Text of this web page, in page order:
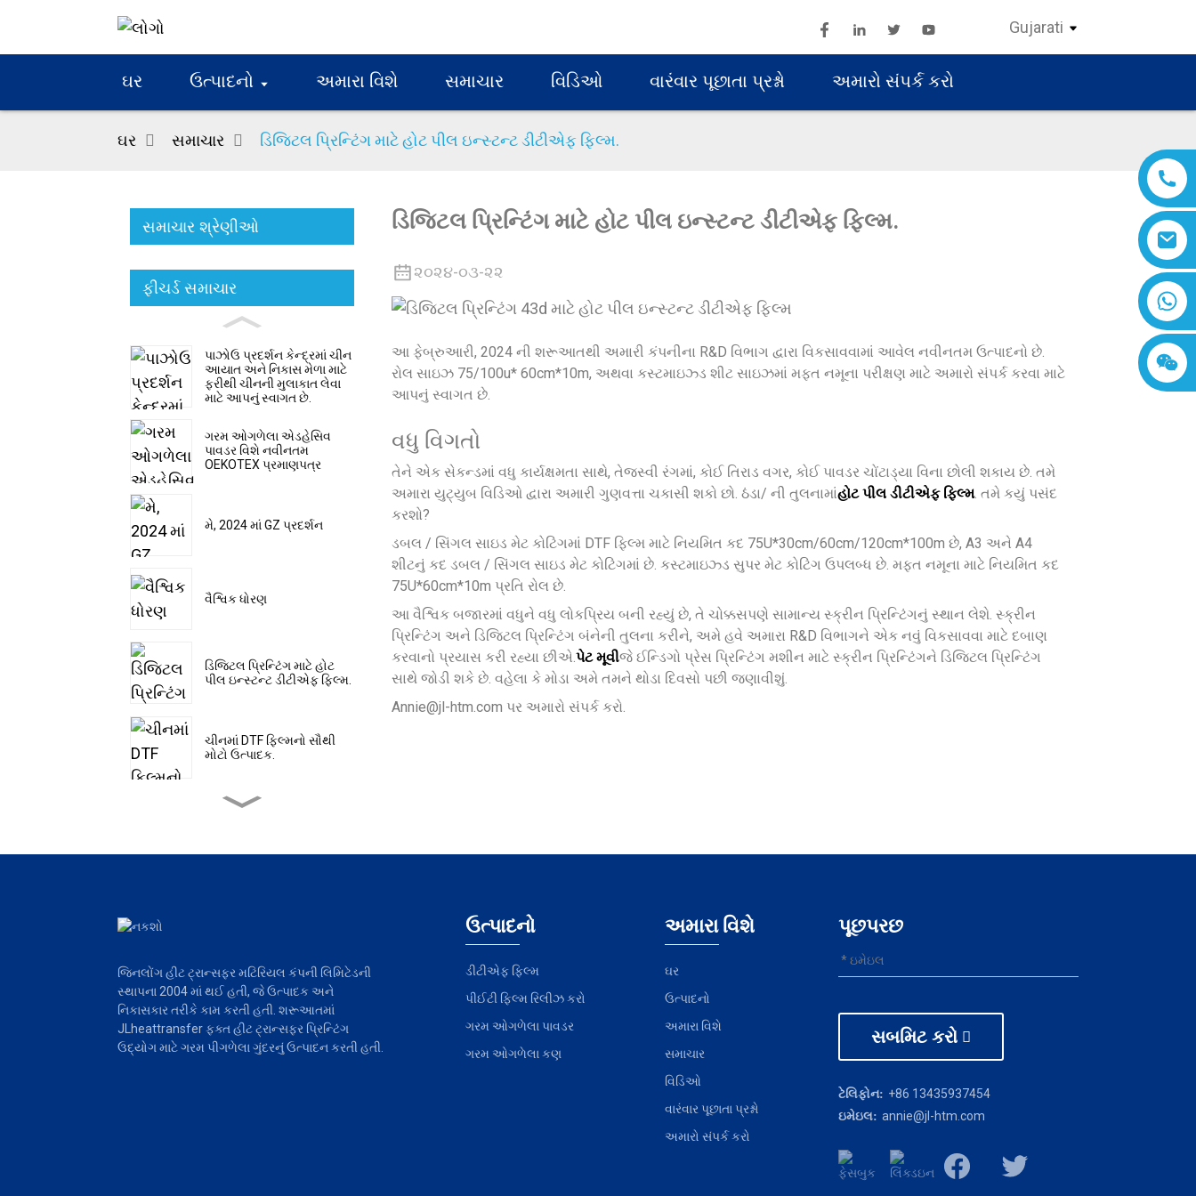
Gujarati
ઘર ઉત્પાદનો અમારા વિશે સમાચાર વિડિઓ વારંવાર પૂછાતા પ્રશ્નો અમારો સંપર્ક કરો
ઘર સમાચાર ડિજિટલ પ્રિન્ટિંગ માટે હોટ પીલ ઇન્સ્ટન્ટ ડીટીએફ ફિલ્મ.
સમાચાર શ્રેણીઓ
ફીચર્ડ સમાચાર
પાઝોઉ પ્રદર્શન કેન્દ્રમાં ચીન
આયાત અને નિકાસ મેળા માટે
ફરીથી ચીનની મુલાકાત લેવા
માટે આપનું સ્વાગત છે.
ગરમ ઓગળેલા એડહેસિવ
પાવડર વિશે નવીનતમ
OEKOTEX પ્રમાણપત્ર
મે, 2024 માં GZ પ્રદર્શન
વૈશ્વિક ધોરણ
ડિજિટલ પ્રિન્ટિંગ માટે હોટ
પીલ ઇન્સ્ટન્ટ ડીટીએફ ફિલ્મ.
ચીનમાં DTF ફિલ્મનો સૌથી
મોટો ઉત્પાદક.
ડિજિટલ પ્રિન્ટિંગ માટે હોટ પીલ ઇન્સ્ટન્ટ ડીટીએફ ફિલ્મ.
૨૦૨૪-૦૩-૨૨
આ ફેબ્રુઆરી, 2024 ની શરૂઆતથી અમારી કંપનીના R&D વિભાગ દ્વારા વિકસાવવામાં આવેલ નવીનતમ ઉત્પાદનો છે.
રોલ સાઇઝ 75/100u* 60cm*10m, અથવા કસ્ટમાઇઝ્ડ શીટ સાઇઝમાં મફત નમૂના પરીક્ષણ માટે અમારો સંપર્ક કરવા માટે
આપનું સ્વાગત છે.
વધુ વિગતો
તેને એક સેકન્ડમાં વધુ કાર્યક્ષમતા સાથે, તેજસ્વી રંગમાં, કોઈ તિરાડ વગર, કોઈ પાવડર ચોંટાડ્યા વિના છોલી શકાય છે. તમે
અમારા યુટ્યુબ વિડિઓ દ્વારા અમારી ગુણવત્તા ચકાસી શકો છો. ઠંડા/ ની તુલનામાંહોટ પીલ ડીટીએફ ફિલ્મ. તમે કયું પસંદ
કરશો?
ડબલ / સિંગલ સાઇડ મેટ કોટિંગમાં DTF ફિલ્મ માટે નિયમિત કદ 75U*30cm/60cm/120cm*100m છે, A3 અને A4
શીટનું કદ ડબલ / સિંગલ સાઇડ મેટ કોટિંગમાં છે. કસ્ટમાઇઝ્ડ સુપર મેટ કોટિંગ ઉપલબ્ધ છે. મફત નમૂના માટે નિયમિત કદ
75U*60cm*10m પ્રતિ રોલ છે.
આ વૈશ્વિક બજારમાં વધુને વધુ લોકપ્રિય બની રહ્યું છે, તે ચોક્કસપણે સામાન્ય સ્ક્રીન પ્રિન્ટિંગનું સ્થાન લેશે. સ્ક્રીન
પ્રિન્ટિંગ અને ડિજિટલ પ્રિન્ટિંગ બંનેની તુલના કરીને, અમે હવે અમારા R&D વિભાગને એક નવું વિકસાવવા માટે દબાણ
કરવાનો પ્રયાસ કરી રહ્યા છીએ.પેટ મૂવીજે ઈન્ડિગો પ્રેસ પ્રિન્ટિંગ મશીન માટે સ્ક્રીન પ્રિન્ટિંગને ડિજિટલ પ્રિન્ટિંગ
સાથે જોડી શકે છે. વહેલા કે મોડા અમે તમને થોડા દિવસો પછી જણાવીશું.
Annie@jl-htm.com પર અમારો સંપર્ક કરો.
જિનલોંગ હીટ ટ્રાન્સફર મટિરિયલ કંપની લિમિટેડની
સ્થાપના 2004 માં થઈ હતી, જે ઉત્પાદક અને
નિકાસકાર તરીકે કામ કરતી હતી. શરૂઆતમાં
JLheattransfer ફક્ત હીટ ટ્રાન્સફર પ્રિન્ટિંગ
ઉદ્યોગ માટે ગરમ પીગળેલા ગુંદરનું ઉત્પાદન કરતી હતી.
ઉત્પાદનો
ડીટીએફ ફિલ્મ
પીઈટી ફિલ્મ રિલીઝ કરો
ગરમ ઓગળેલા પાવડર
ગરમ ઓગળેલા કણ
અમારા વિશે
ઘર
ઉત્પાદનો
અમારા વિશે
સમાચાર
વિડિઓ
વારંવાર પૂછાતા પ્રશ્નો
અમારો સંપર્ક કરો
પૂછપરછ
સબમિટ કરો
ટેલિફોન: +86 13435937454
ઇમેઇલ: annie@jl-htm.com